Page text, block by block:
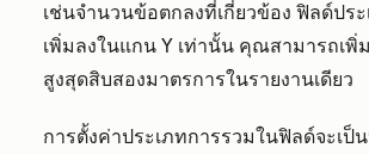
เช่นจำนวนข้อตกลงที่เกี่ยวข้อง ฟิลด์ปร
เพิ่มลงในแกน Y เท่านั้น คุณสามารถเพิ่
สูงสุดสิบสองมาตรการในรายงานเดียว
การตั้งค่าประเภทการรวมในฟิลด์จะเป็